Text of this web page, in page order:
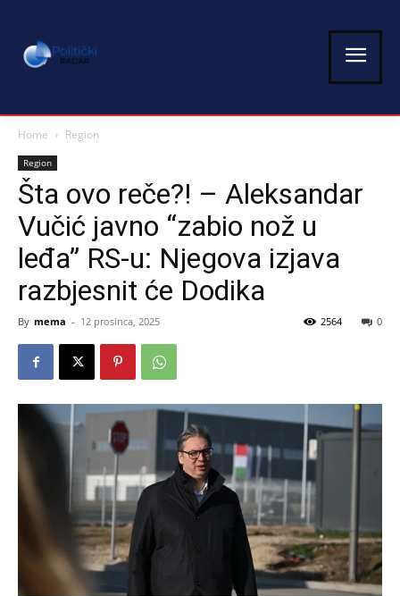
Home Region
Region
Šta ovo reče?! – Aleksandar
Vučić javno “zabio nož u
leđa” RS-u: Njegova izjava
razbjesnit će Dodika
By mema - 12 prosinca, 2025 0
2564